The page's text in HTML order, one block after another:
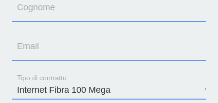
Cognome
Email
Tipo di contratto